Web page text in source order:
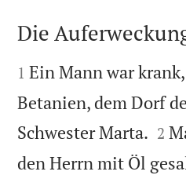


Die

1 Ein Mann war
Betanien, dem Dorf
Schwester Marta. 

2
den Herrn mit Öl